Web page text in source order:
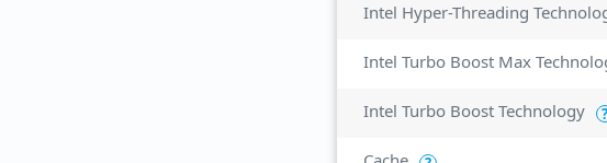
Intel Hyper-Threading
Intel Turbo Boost Max
Intel Turbo Boost Technology ?